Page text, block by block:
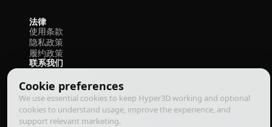
Cookie preferences
We use essential cookies to keep Hyper3D working and optional
cookies to understand usage, improve the experience, and
support relevant marketing.
法律
使用条款
隐私政策
履约政策
联系我们